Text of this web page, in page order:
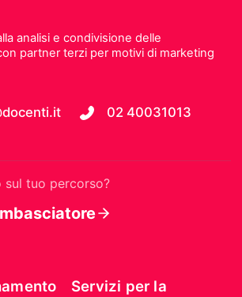
analisi e condivisione delle
partner terzi per motivi di marketing
02 40031013
sul tuo percorso?
Servizi per la